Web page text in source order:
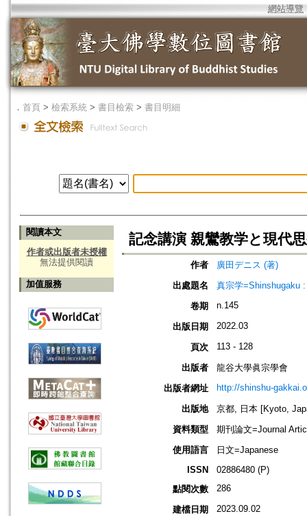
網站導覽
． 首頁 > 檢索系統 > 書目檢索 > 書目明細
閱讀本文
作者或出版者未授權
無法提供閱讀
加值服務
記念講演 親鸞教学と現代
作者
廣田デニス (著)
出處題名
真宗学=Shinshugaku
卷期
n.145
出版日期 2022.03
頁次 113 - 128
出版者
龍谷大學眞宗學會
出版者網址
http://shinshu-
出版地
京都, 日本 [Kyoto,
資料類型
期刊論文=Journal
使用語言
日文=Japanese
ISSN
02886480 (P)
點閱次數
286
建檔日期 2023.09.02